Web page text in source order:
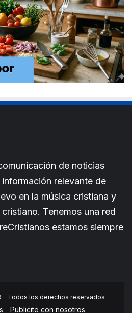
de noticias
relevante de
en la música cristiana y
Tenemos una red
estamos siempre
- Todos los derechos reservados
Publicite con nosotros